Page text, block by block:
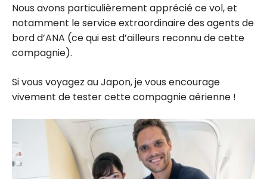
Nous avons particulièrement apprécié ce vol, et
notamment le service extraordinaire des agents de
bord d’ANA (ce qui est d’ailleurs reconnu de cette
compagnie).
Si vous voyagez au Japon, je vous encourage
vivement de tester cette compagnie aérienne !